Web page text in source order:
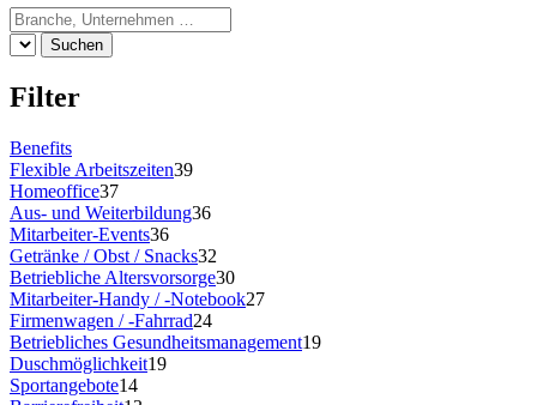
Suchen
Filter
Benefits
Flexible Arbeitszeiten39
Homeoffice37
Aus- und Weiterbildung36
Mitarbeiter-Events36
Getränke / Obst / Snacks32
Betriebliche Altersvorsorge30
Mitarbeiter-Handy / -Notebook27
Firmenwagen / -Fahrrad24
Betriebliches Gesundheitsmanagement19
Duschmöglichkeit19
Sportangebote14